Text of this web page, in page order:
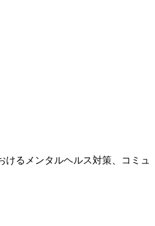
るメンタルヘルス対策、コミュ